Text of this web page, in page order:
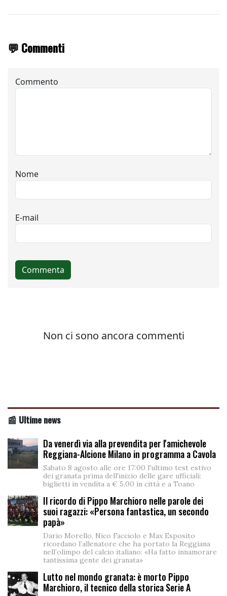
💬 Commenti
📰 Ultime news
Da venerdì via alla prevendita per l'amichevole
Reggiana-Alcione Milano in programma a Cavola
Sabato 8 agosto alle ore 17:00 l'ultimo test estivo
dei granata prima dell'inizio delle gare ufficiali:
biglietti in vendita a € 5,00 in città e a Toano
Il ricordo di Pippo Marchioro nelle parole dei
suoi ragazzi: «Persona fantastica, un secondo
papà»
Dario Morello, Nico Facciolo e Max Esposito
ricordano l’allenatore che ha portato la Reggiana
nell’olimpo del calcio italiano: «Ha fatto innamorare
tantissima gente dei granata»
Lutto nel mondo granata: è morto Pippo
Marchioro, il tecnico della storica Serie A